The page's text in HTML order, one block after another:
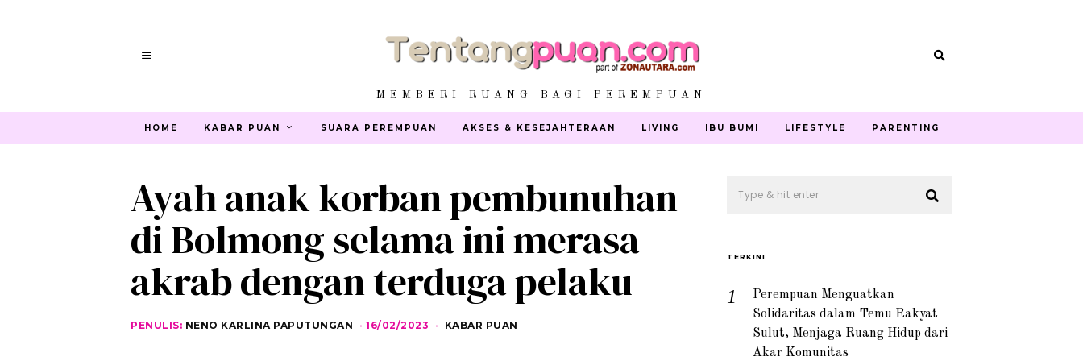
MEMBERI RUANG BAGI PEREMPUAN
HOME KABAR PUAN SUARA PEREMPUAN AKSES & KESEJAHTERAAN LIVING IBU BUMI LIFESTYLE PARENTING
Ayah anak korban pembunuhan
di Bolmong selama ini merasa
akrab dengan terduga pelaku
PENULIS: NENO KARLINA PAPUTUNGAN 16/02/2023 KABAR PUAN
TERKINI
Perempuan Menguatkan
Solidaritas dalam Temu Rakyat
Sulut, Menjaga Ruang Hidup dari
Akar Komunitas